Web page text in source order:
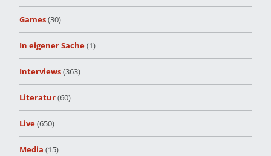
Games(30)
In eigener Sache(1)
Interviews(363)
Literatur(60)
Live(650)
Media (15)